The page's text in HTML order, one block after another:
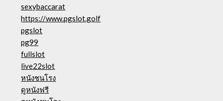
sexybaccarat
https://www.pgslot.golf
pgslot
pg99
fullslot
live22slot
หนังชนโรง
ดูหนังฟรี